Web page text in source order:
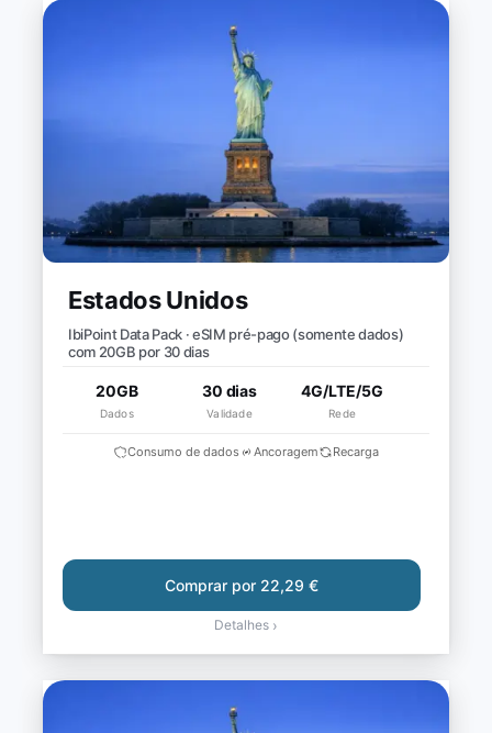
Estados Unidos
IbiPoint Data Pack · eSIM pré-pago (somente dados)
com 20GB por 30 dias
20GB
Dados
30 dias
Validade
4G/LTE/5G
Rede
Consumo de dados Ancoragem Recarga
Comprar por 22,29 €
Detalhes ›